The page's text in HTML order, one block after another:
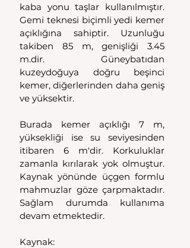
kaba yonu taşlar kullanılmıştır.
Gemi teknesi biçimli yedi kemer
açıklığına sahiptir. Uzunluğu
takiben 85 m, genişliği 3.45
m.dir. Güneybatıdan
kuzeydoğuya doğru beşinci
kemer, diğerlerinden daha geniş
ve yüksektir.
Burada kemer açıklığı 7 m,
yüksekliği ise su seviyesinden
itibaren 6 m'dir. Korkuluklar
zamanla kırılarak yok olmuştur.
Kaynak yönünde üçgen formlu
mahmuzlar göze çarpmaktadır.
Sağlam durumda kullanıma
devam etmektedir.
Kaynak: